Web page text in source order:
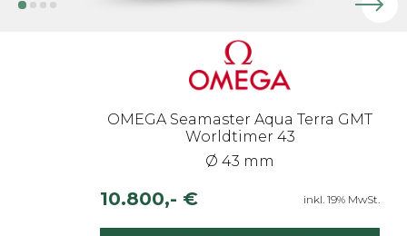
OMEGA Seamaster Aqua Terra GMT
Worldtimer 43
Ø 43 mm
10.800,- € inkl. 19% MwSt.